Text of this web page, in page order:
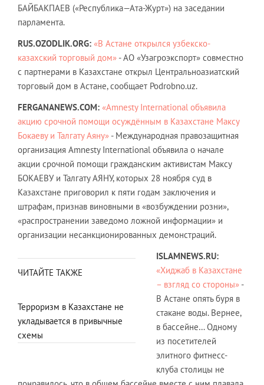
БАЙБАКПАЕВ («Республика—Ата-Журт») на заседании
парламента.
RUS.OZODLIK.ORG: «В Астане открылся узбекско-
казахский торговый дом» - АО «Узагроэкспорт» совместно
с партнерами в Казахстане открыл Центральноазиатский
торговый дом в Астане, сообщает Podrobno.uz.
FERGANANEWS.COM: «Amnesty International объявила
акцию срочной помощи осуждённым в Казахстане Максу
Бокаеву и Талгату Аяну» - Международная правозащитная
организация Amnesty International объявила о начале
акции срочной помощи гражданским активистам Максу
БОКАЕВУ и Талгату АЯНУ, которых 28 ноября суд в
Казахстане приговорил к пяти годам заключения и
штрафам, признав виновными в «возбуждении розни»,
«распространении заведомо ложной информации» и
организации несанкционированных демонстраций.
ЧИТАЙТЕ ТАКЖЕ
Терроризм в Казахстане не
укладывается в привычные
схемы
ISLAMNEWS.RU:
«Хиджаб в Казахстане
– взгляд со стороны» -
В Астане опять буря в
стакане воды. Вернее,
в бассейне… Одному
из посетителей
элитного фитнесс-
клуба столицы не